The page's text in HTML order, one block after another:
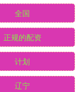
全国
正规的配资
计划
辽宁